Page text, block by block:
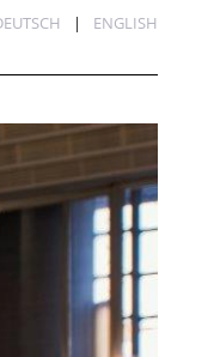
ENGLISH